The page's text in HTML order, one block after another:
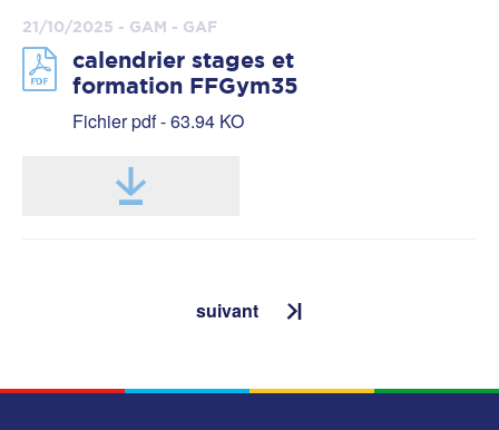
21/10/2025 - GAM - GAF
calendrier stages et
formation FFGym35
Fichier pdf - 63.94 KO
suivant